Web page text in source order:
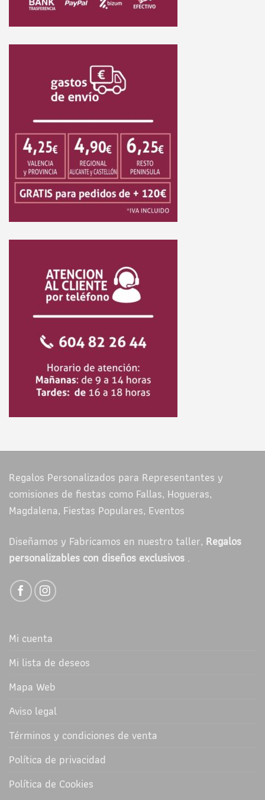
Regalos Personalizados para Representantes y
comisiones de fiestas como Fallas, Hogueras,
Magdalena, Fiestas Populares, Eventos
Diseñamos y Fabricamos en nuestro taller, Regalos
personalizables con diseños exclusivos .
Mi cuenta
Mi lista de deseos
Mapa Web
Aviso legal
Términos y condiciones de venta
Política de privacidad
Política de Cookies